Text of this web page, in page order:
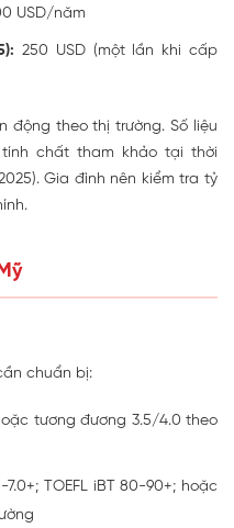
USD/năm
250 USD (một lần khi cấp
động theo thị trường. Số liệu
chất tham khảo tại thời
Gia đình nên kiểm tra tỷ
chuẩn bị:
tương đương 3.5/4.0 theo
7.0+; TOEFL iBT 80-90+; hoặc